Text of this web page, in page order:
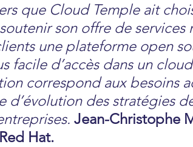
que Cloud Temple ait
son offre de services
une plateforme open
facile d’accès dans un
correspond aux besoins
d’évolution des stratégies
Jean-Christophe
Hat.